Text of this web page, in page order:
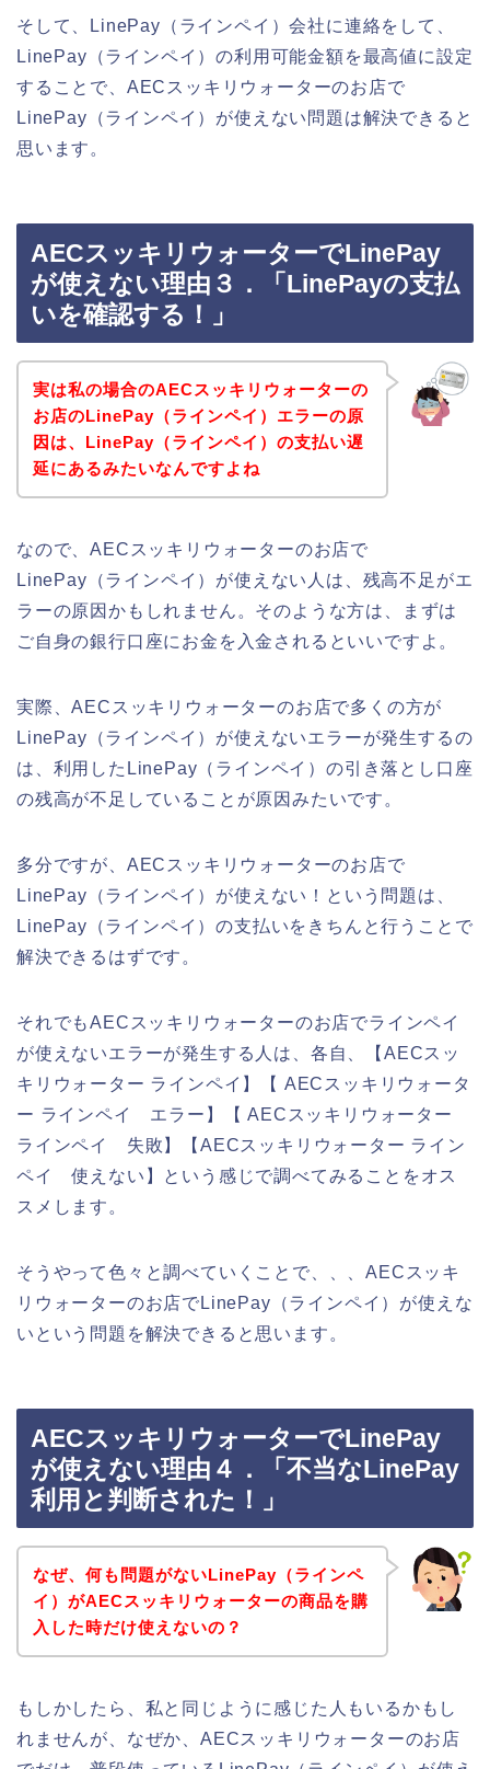
そして、LinePay（ラインペイ）会社に連絡をして、
LinePay（ラインペイ）の利用可能金額を最高値に設定
することで、AECスッキリウォーターのお店で
LinePay（ラインペイ）が使えない問題は解決できると
思います。
AECスッキリウォーターでLinePay
が使えない理由３．「LinePayの支払
いを確認する！」
実は私の場合のAECスッキリウォーターの
お店のLinePay（ラインペイ）エラーの原
因は、LinePay（ラインペイ）の支払い遅
延にあるみたいなんですよね
なので、AECスッキリウォーターのお店で
LinePay（ラインペイ）が使えない人は、残高不足がエ
ラーの原因かもしれません。そのような方は、まずは
ご自身の銀行口座にお金を入金されるといいですよ。
実際、AECスッキリウォーターのお店で多くの方が
LinePay（ラインペイ）が使えないエラーが発生するの
は、利用したLinePay（ラインペイ）の引き落とし口座
の残高が不足していることが原因みたいです。
多分ですが、AECスッキリウォーターのお店で
LinePay（ラインペイ）が使えない！という問題は、
LinePay（ラインペイ）の支払いをきちんと行うことで
解決できるはずです。
それでもAECスッキリウォーターのお店でラインペイ
が使えないエラーが発生する人は、各自、【AECスッ
キリウォーター ラインペイ】【 AECスッキリウォータ
ー ラインペイ エラー】【 AECスッキリウォーター
ラインペイ 失敗】【AECスッキリウォーター ライン
ペイ 使えない】という感じで調べてみることをオス
スメします。
そうやって色々と調べていくことで、、、AECスッキ
リウォーターのお店でLinePay（ラインペイ）が使えな
いという問題を解決できると思います。
AECスッキリウォーターでLinePay
が使えない理由４．「不当なLinePay
利用と判断された！」
なぜ、何も問題がないLinePay（ラインペ
イ）がAECスッキリウォーターの商品を購
入した時だけ使えないの？
もしかしたら、私と同じように感じた人もいるかもし
れませんが、なぜか、AECスッキリウォーターのお店